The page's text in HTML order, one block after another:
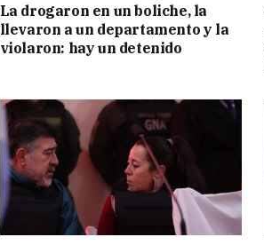
La drogaron en un boliche, la
llevaron a un departamento y la
violaron: hay un detenido